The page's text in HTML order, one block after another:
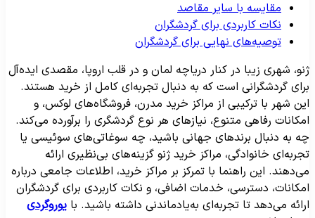
مقایسه با سایر مقاصد
نکات کاربردی برای گردشگران
توصیه‌های نهایی برای گردشگران
شهری زیبا در کنار دریاچه لمان و در قلب اروپا، مقصدی ایده‌آل
گردشگرانی است که به دنبال تجربه‌ای کامل از خرید هستند.
شهر با ترکیبی از مراکز خرید مدرن، فروشگاه‌های لوکس، و
رفاهی متنوع، نیازهای هر نوع گردشگری را برآورده می‌کند.
به دنبال برندهای جهانی باشید، چه سوغاتی‌های سوئیسی یا
خانوادگی، مراکز خرید ژنو گزینه‌های بی‌نظیری ارائه
این راهنما با تمرکز بر مراکز خرید، اطلاعات جامعی درباره
دسترسی، خدمات اضافی، و نکات کاربردی برای گردشگران
می‌دهد تا تجربه‌ای به‌یادماندنی داشته باشید. بایوروگردی